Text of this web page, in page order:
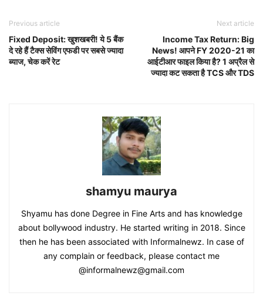
Previous article
Fixed Deposit: खुशखबरी! ये 5 बैंक
दे रहे हैं टैक्स सेविंग एफडी पर सबसे ज्यादा
ब्याज, चेक करें रेट
Next article
Income Tax Return: Big
News! आपने FY 2020-21 का
आईटीआर फाइल किया है? 1 अप्रैल से
ज्यादा कट सकता है TCS और TDS
shamyu maurya
Shyamu has done Degree in Fine Arts and has knowledge
about bollywood industry. He started writing in 2018. Since
then he has been associated with Informalnewz. In case of
any complain or feedback, please contact me
@informalnewz@gmail.com